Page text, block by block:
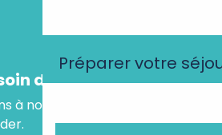
Préparer votre
d'un conseil ?
à notre assistant virtuel, il